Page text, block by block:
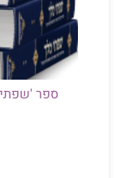
ספר